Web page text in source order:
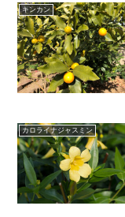
キンカン
カロライナジャスミン